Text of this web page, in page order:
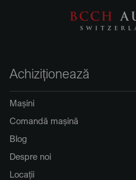
Achiziționează
Mașini
Comandă mașină
Blog
Despre noi
Locații